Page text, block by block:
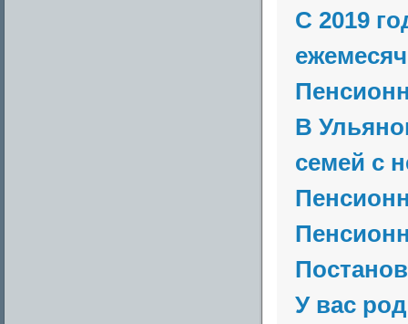
С 2019
В
семей с
У вас